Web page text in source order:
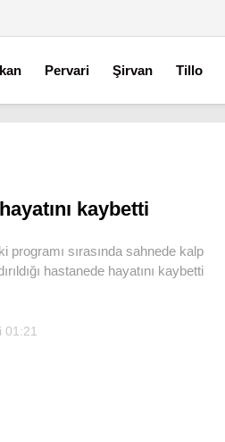
Pervari Şirvan Tillo
kaybetti
programı sırasında sahnede kalp
hastanede hayatını kaybetti
01:21